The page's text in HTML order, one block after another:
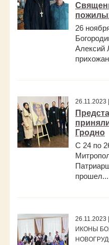
26
Алексий
Гродно
С 24 по
прошел...
ИКОНЫ